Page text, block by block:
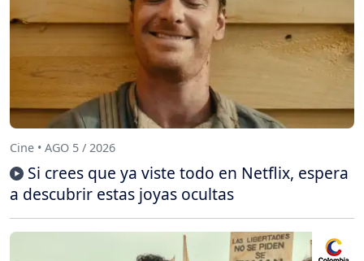
Cine • AGO 5 / 2026
Si crees que ya viste todo en Netflix, espera
a descubrir estas joyas ocultas